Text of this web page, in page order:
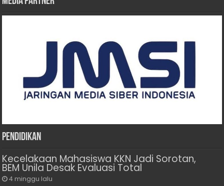
Pendidikan
Kecelakaan Mahasiswa KKN Jadi Sorotan,
BEM Unila Desak Evaluasi Total
4 minggu lalu